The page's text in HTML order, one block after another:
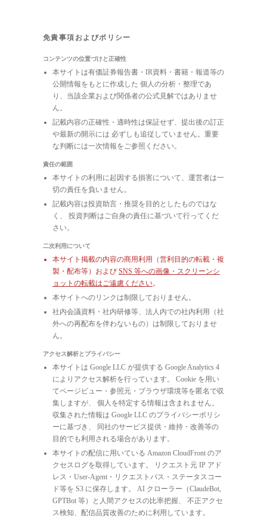
免責事項およびポリシー
コンテンツの位置づけと正確性
本サイトは有価証券報告書・IR資料・書籍・報道等の
公開情報をもとに作成した 個人の分析・整理であ
り、当該企業および関係者の公式見解ではありませ
ん。
記載内容の正確性・適時性は保証せず、提出後の訂正
や最新の開示には 必ずしも追従していません。重要
な判断には一次情報をご参照ください。
責任の範囲
本サイトの利用に起因する損害について、運営者は一
切の責任を負いません。
記載内容は投資助言・推奨を目的としたものではな
く、 投資判断はご自身の責任に基づいて行ってくだ
さい。
二次利用について
本サイト掲載の内容の商用利用（営利目的の転載・複
製・配布等）および SNS 等への画像・スクリーンシ
ョットの転載はご遠慮ください。
本サイトへのリンクは制限しておりません。
社内会議資料・社内研修等、法人内での社内利用（社
外への再配布を伴わないもの）は制限しておりませ
ん。
アクセス解析とプライバシー
本サイトは Google LLC が提供する Google Analytics 4
によりアクセス解析を行っています。 Cookie を用い
てページビュー・参照元・ブラウザ環境等を匿名で収
集しますが、 個人を特定する情報は含まれません。
収集された情報は Google LLC のプライバシーポリシ
ーに基づき、 同社のサービス提供・維持・改善等の
目的でも利用される場合があります。
本サイトの配信に用いている Amazon CloudFront のア
クセスログを取得しています。 リクエスト元 IP アド
レス・User-Agent・リクエストパス・ステータスコー
ド等を S3 に保存します。 AI クローラー（ClaudeBot,
GPTBot 等）と人間アクセスの比率把握、 不正アクセ
ス検知、配信品質改善のために利用しています。